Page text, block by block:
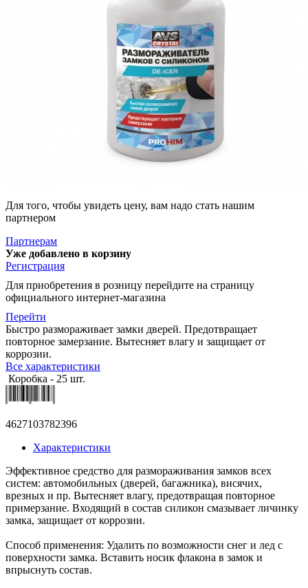
Для того, чтобы увидеть цену, вам надо стать нашим
партнером
Партнерам
Уже добавлено в корзину
Регистрация
Для приобретения в розницу перейдите на страницу
официального интернет-магазина
Перейти
Быстро размораживает замки дверей. Предотвращает
повторное замерзание. Вытесняет влагу и защищает от
коррозии.
Все характеристики
Коробка - 25 шт.
4627103782396
Характеристики
Эффективное средство для размораживания замков всех
систем: автомобильных (дверей, багажника), висячих,
врезных и пр. Вытесняет влагу, предотвращая повторное
примерзание. Входящий в состав силикон смазывает личинку
замка, защищает от коррозии.
Способ применения: Удалить по возможности снег и лед с
поверхности замка. Вставить носик флакона в замок и
впрыснуть состав.